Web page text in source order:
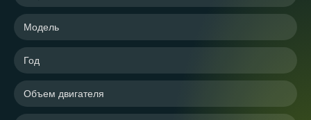
Модель
Год
Объем двигателя